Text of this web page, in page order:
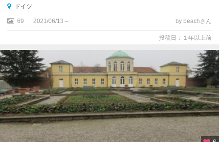
ッ
ン
ド
ル
ト
ム
ン
ト
ナ
ドイツ
69 2021/06/13～ by beachさん
投稿日：１年以上前